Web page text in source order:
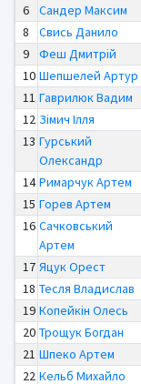
6 Сандер Максим
8
Свись Данило
9
Феш Дмитрій
10 Шепшелей Артур
11 Гаврилюк Вадим
12 Зімич Ілля
13 Гурський
Олександр
14 Римарчук Артем
15 Горев Артем
16 Сачковський
Артем
17 Яцук Орест
18 Тесля Владислав
19 Копейкін Олесь
20 Трощук Богдан
21 Шпеко Артем
22 Кельб Михайло